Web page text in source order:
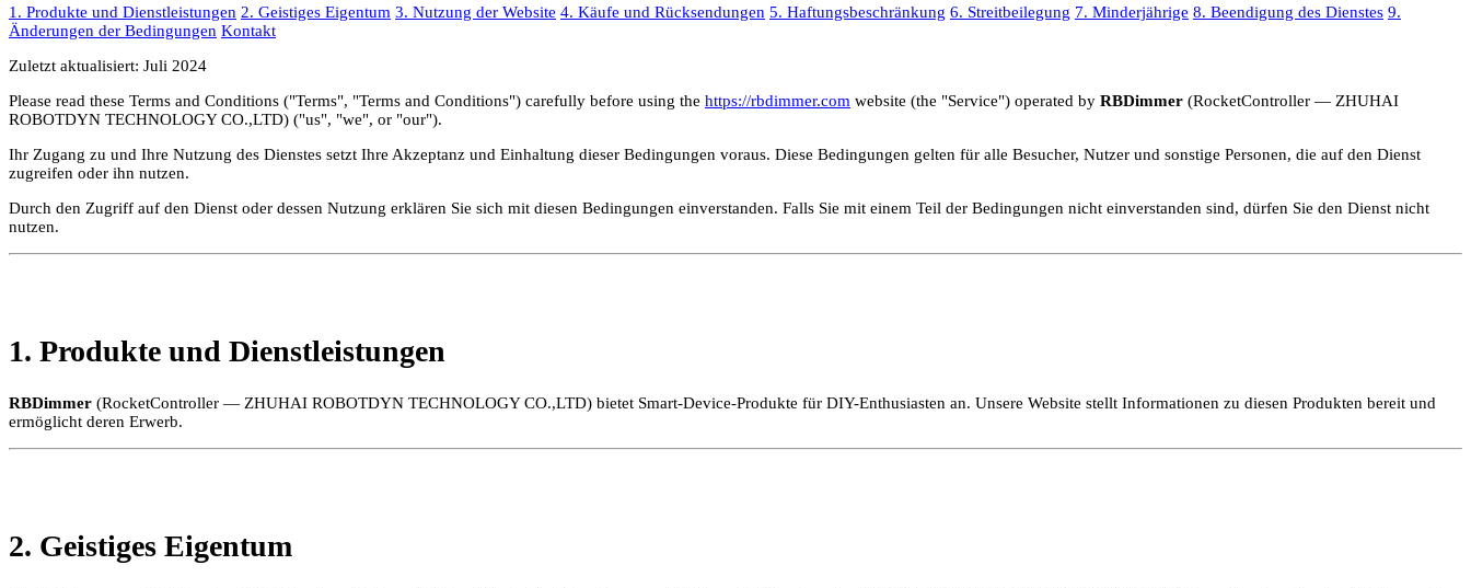
1. Produkte und Dienstleistungen 2. Geistiges Eigentum 3. Nutzung der Website 4. Käufe und Rücksendungen 5. Haftungsbeschränkung 6. Streitbeilegung 7. Minderjährige 8. Beendigung des Dienstes 9.
Änderungen der Bedingungen Kontakt
Zuletzt aktualisiert: Juli 2024
Please read these Terms and Conditions ("Terms", "Terms and Conditions") carefully before using the https://rbdimmer.com website (the "Service") operated by RBDimmer (RocketController — ZHUHAI
ROBOTDYN TECHNOLOGY CO.,LTD) ("us", "we", or "our").
Ihr Zugang zu und Ihre Nutzung des Dienstes setzt Ihre Akzeptanz und Einhaltung dieser Bedingungen voraus. Diese Bedingungen gelten für alle Besucher, Nutzer und sonstige Personen, die auf den Dienst
zugreifen oder ihn nutzen.
Durch den Zugriff auf den Dienst oder dessen Nutzung erklären Sie sich mit diesen Bedingungen einverstanden. Falls Sie mit einem Teil der Bedingungen nicht einverstanden sind, dürfen Sie den Dienst nicht
nutzen.
1. Produkte und Dienstleistungen
RBDimmer (RocketController — ZHUHAI ROBOTDYN TECHNOLOGY CO.,LTD) bietet Smart-Device-Produkte für DIY-Enthusiasten an. Unsere Website stellt Informationen zu diesen Produkten bereit und
ermöglicht deren Erwerb.
2. Geistiges Eigentum